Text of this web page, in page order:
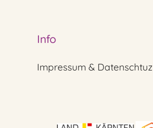
Info
Impressum & Datenschtuz